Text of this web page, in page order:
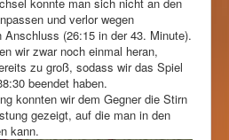
und verlor wegen
Anschluss (26:15 in der 43. Minute).
wir zwar noch einmal heran,
zu groß, sodass wir das Spiel
beendet haben.
konnten wir dem Gegner die Stirn
gezeigt, auf die man in den
kann.